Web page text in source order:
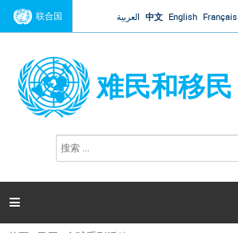
Jump to navigation
联合国 العربية 中文 English Français
难民和移民
搜
索
